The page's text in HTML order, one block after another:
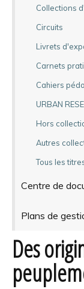
Collections
Circuits
Livrets
Carnets
Cahiers
URBAN
Hors
Autres
Tous les
Centre de
Plans de
Des